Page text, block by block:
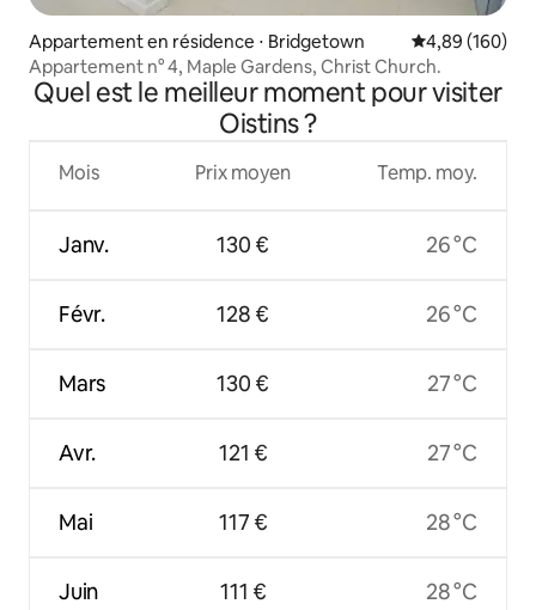
Appartement en résidence ⋅ Bridgetown Évaluation
4,89 (160)
Appartement n° 4, Maple Gardens, Christ Church.
Quel est le meilleur moment pour visiter
Oistins ?
Mois
Janv.
Févr.
Mars
Avr.
Mai
Juin
Prix moyen
130 €
128 €
130 €
121 €
117 €
111 €
Temp. moy.
26 °C
26 °C
27 °C
27 °C
28 °C
28 °C